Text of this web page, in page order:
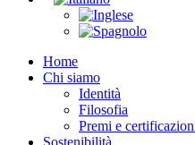
Home
Chi siamo
Identità
Filosofia
Premi e
Sostenibilità